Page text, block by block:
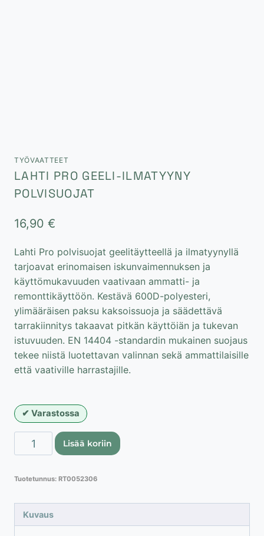
TYÖVAATTEET
LAHTI PRO GEELI-ILMATYYNY
POLVISUOJAT
16,90 €
Lahti Pro polvisuojat geelitäytteellä ja ilmatyynyllä
tarjoavat erinomaisen iskunvaimennuksen ja
käyttömukavuuden vaativaan ammatti- ja
remonttikäyttöön. Kestävä 600D-polyesteri,
ylimääräisen paksu kaksoissuoja ja säädettävä
tarrakiinnitys takaavat pitkän käyttöiän ja tukevan
istuvuuden. EN 14404 -standardin mukainen suojaus
tekee niistä luotettavan valinnan sekä ammattilaisille
että vaativille harrastajille.
Varastossa
Lahti
Pro
ilmatyyny
määrä
Lisää koriin
Tuotetunnus: RT0052306
Kuvaus